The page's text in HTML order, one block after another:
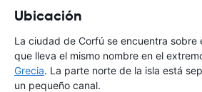
Ubicación
La ciudad de Corfú se encuentra sobre
que lleva el mismo nombre en el
Grecia. La parte norte de la isla está
un pequeño canal.